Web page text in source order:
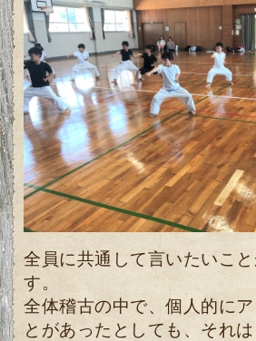
全員に共通して言いたいこ
す。
全体稽古の中で、個人的に
とがあったとしても、それ